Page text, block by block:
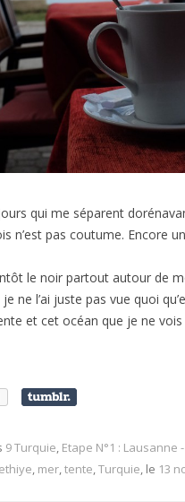
qui me séparent
n’est pas coutume. Encore
le noir partout autour de
ne l’ai juste pas vue quoi
et cet océan que je ne vois
9 Turquie, Etape N°1 : Lausanne
, mer,tente,Turquie, le 13